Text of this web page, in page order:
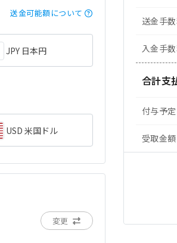
送金可能額について
JPY 日本円
USD 米国ドル
変更
送金手
入金手
合計支
付与予
受取金額